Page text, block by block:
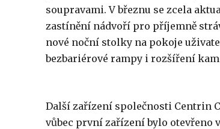
soupravami. V březnu se zcela
zastínění nádvoří pro příjemně
nové noční stolky na pokoje
bezbariérové rampy i rozšíření
Další zařízení společnosti Centrin
vůbec první zařízení bylo otevřeno